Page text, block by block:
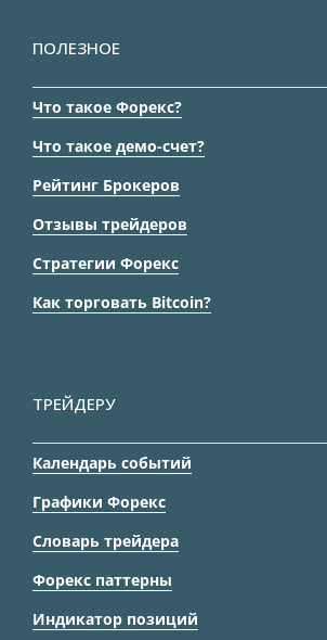
ПОЛЕЗНОЕ
Что такое Форекс?
Что такое демо-счет?
Рейтинг Брокеров
Отзывы трейдеров
Стратегии Форекс
Как торговать Bitcoin?
ТРЕЙДЕРУ
Календарь событий
Графики Форекс
Словарь трейдера
Форекс паттерны
Индикатор позиций